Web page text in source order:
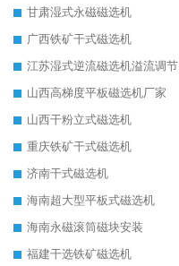
甘肃湿式永磁磁选机
广西铁矿干式磁选机
江苏湿式逆流磁选机溢流调节
山西高梯度平板磁选机厂家
山西干粉立式磁选机
重庆铁矿干式磁选机
济南干式磁选机
海南超大型平板式磁选机
海南永磁滚筒磁块安装
福建干选铁矿磁选机